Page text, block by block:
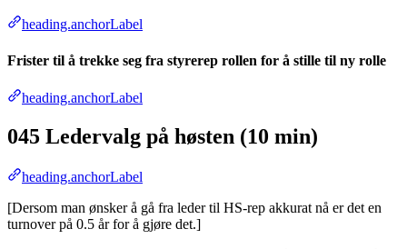
heading.anchorLabel
Frister til å trekke seg fra styrerep rollen for å stille til ny rolle
heading.anchorLabel
045 Ledervalg på høsten (10 min)
heading.anchorLabel
[Dersom man ønsker å gå fra leder til HS-rep akkurat nå er det en
turnover på 0.5 år for å gjøre det.]